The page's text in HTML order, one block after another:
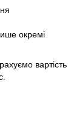
окремі
вартість